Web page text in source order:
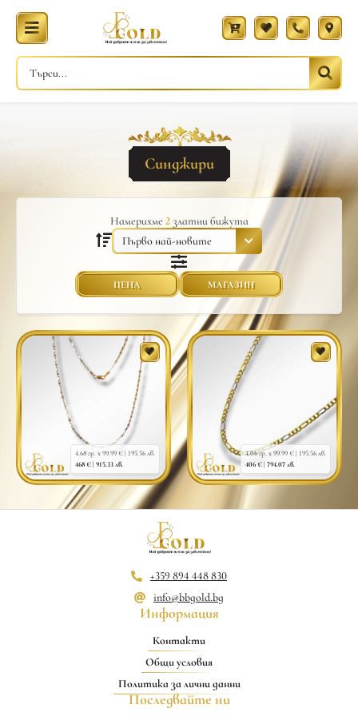
Синджири
Намерихме 2златни бижута
ЦЕНА МАГАЗИН
4.68 гр. x 99.99 € | 195.56 лв.
468 € | 915.33 лв.
4.06 гр. x 99.99 € | 195.56 лв.
406 € | 794.07 лв.
+359 894 448 830
info@bbgold.bg
Информация
Контакти
Общи условия
Политика за лични данни
Последвайте ни